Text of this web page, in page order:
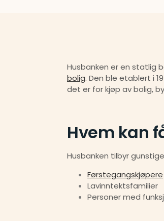
bolig. Den ble etablert i
det er for kjøp av bolig,
Hvem kan
Husbanken tilbyr gunstige
Førstegangskjøpere
Lavinntektsfamilier
Personer med